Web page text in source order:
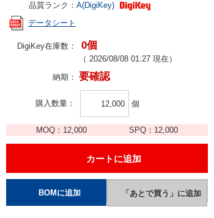
品質ランク： A(DigiKey)
データシート
DigiKey在庫数： 0個
（ 2026/08/08 01:27 現在）
納期： 要確認
購入数量 個
MOQ： 12,000 SPQ： 12,000